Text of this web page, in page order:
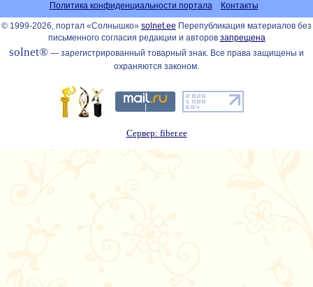
Политика конфиденциальности портала
Контакты
© 1999-2026, портал «Солнышко» solnet.ee Перепубликация материалов без
письменного согласия редакции и авторов запрещена
solnet® — зарегистрированный товарный знак. Все права защищены и
охраняются законом.
Сервер: fiber.ee